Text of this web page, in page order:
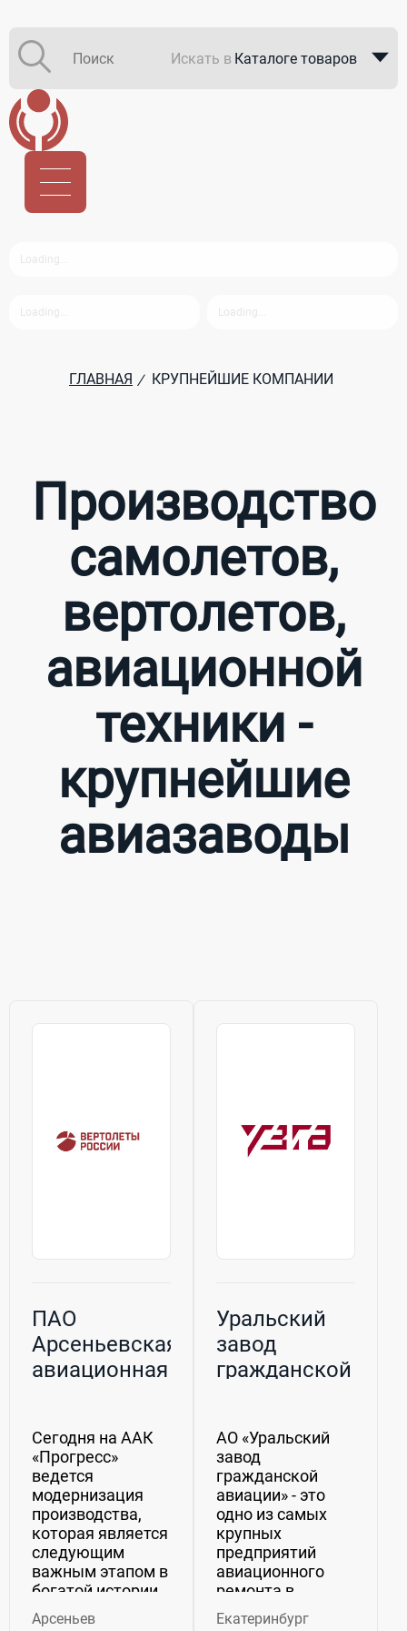
Искать в Каталоге товаров
ГЛАВНАЯ / КРУПНЕЙШИЕ КОМПАНИИ
Производство
самолетов,
вертолетов,
авиационной
техники -
крупнейшие
авиазаводы
ПАО
Арсеньевская
авиационная
(ААК
«Прогресс»)
Сегодня на ААК
«Прогресс»
ведется
модернизация
производства,
которая является
следующим
важным этапом в
богатой истории
компании. В 1936
Арсеньев
Уральский
завод
гражданской
АО «Уральский
завод
гражданской
авиации» - это
одно из самых
крупных
предприятий
авиационного
ремонта в
Российской
Екатеринбург